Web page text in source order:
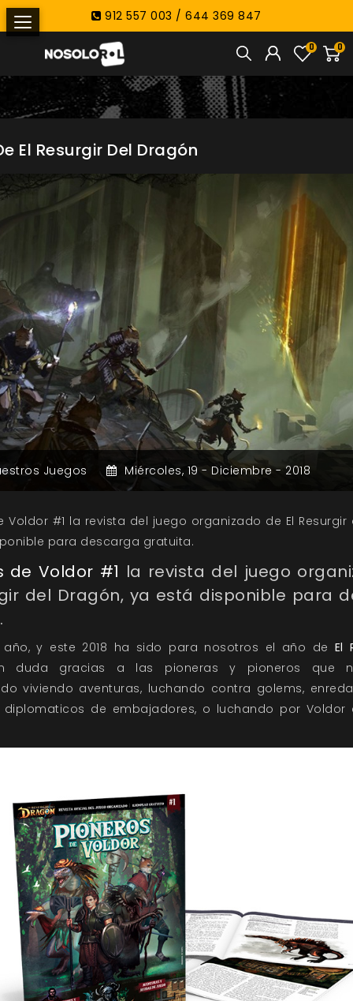
912 557 003 / 644 369 847
0
0
El Resurgir Del Dragón
Juegos Miércoles, 19 - Diciembre - 2018
Voldor #1 la revista del juego organizado de El Resurgir
para descarga gratuita.
de Voldor #1 la revista del juego
del Dragón, ya está disponible para
año, y este 2018 ha sido para nosotros el año de El
duda gracias a las pioneras y pioneros que
viviendo aventuras, luchando contra golems,
diplomaticos de embajadores, o luchando por Voldor